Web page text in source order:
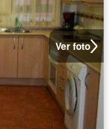
Ver foto